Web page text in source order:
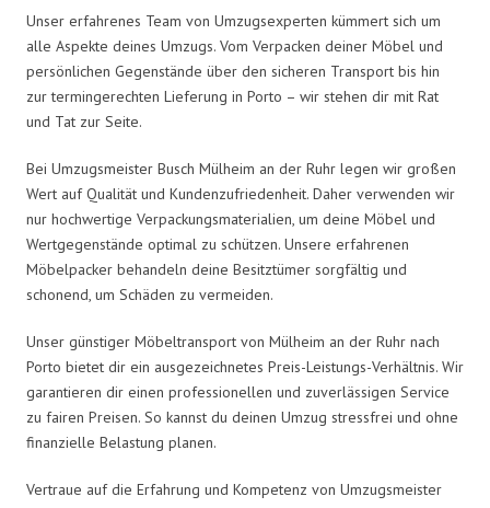
Unser erfahrenes Team von Umzugsexperten kümmert sich um
alle Aspekte deines Umzugs. Vom Verpacken deiner Möbel und
persönlichen Gegenstände über den sicheren Transport bis hin
zur termingerechten Lieferung in Porto – wir stehen dir mit Rat
und Tat zur Seite.
Bei Umzugsmeister Busch Mülheim an der Ruhr legen wir großen
Wert auf Qualität und Kundenzufriedenheit. Daher verwenden wir
nur hochwertige Verpackungsmaterialien, um deine Möbel und
Wertgegenstände optimal zu schützen. Unsere erfahrenen
Möbelpacker behandeln deine Besitztümer sorgfältig und
schonend, um Schäden zu vermeiden.
Unser günstiger Möbeltransport von Mülheim an der Ruhr nach
Porto bietet dir ein ausgezeichnetes Preis-Leistungs-Verhältnis. Wir
garantieren dir einen professionellen und zuverlässigen Service
zu fairen Preisen. So kannst du deinen Umzug stressfrei und ohne
finanzielle Belastung planen.
Vertraue auf die Erfahrung und Kompetenz von Umzugsmeister